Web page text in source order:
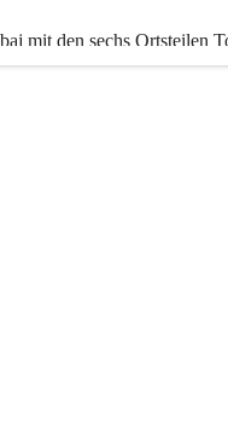
mit den sechs Ortsteilen
Kroatisch